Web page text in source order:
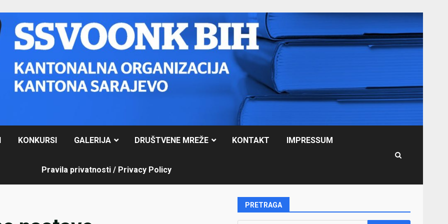
KONKURSI GALERIJA DRUŠTVENE MREŽE KONTAKT IMPRESSUM
Pravila privatnosti / Privacy Policy
PRETRAGA